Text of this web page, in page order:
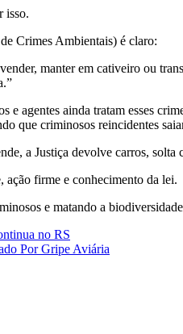
isso.
Crimes Ambientais) é claro:
manter em cativeiro ou
e agentes ainda tratam esses
que criminosos reincidentes
a Justiça devolve carros,
ação firme e conhecimento da lei.
e matando a
no RS
Por Gripe Aviária